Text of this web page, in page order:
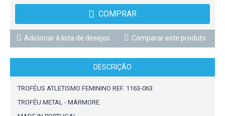
COMPRAR
Adicionar à lista de desejos Comparar este produto
DESCRIÇÃO
TROFÉUS ATLETISMO FEMININO REF. 1163-063
TROFÉU METAL - MÁRMORE